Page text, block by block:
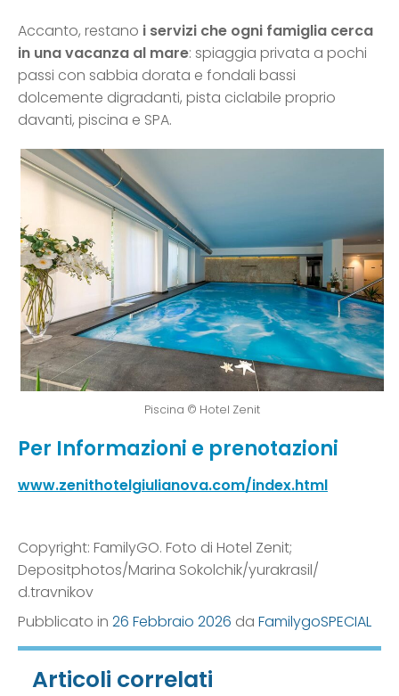
Accanto, restano i servizi che ogni famiglia cerca
in una vacanza al mare: spiaggia privata a pochi
passi con sabbia dorata e fondali bassi
dolcemente digradanti, pista ciclabile proprio
davanti, piscina e SPA.
Piscina © Hotel Zenit
Per Informazioni e prenotazioni
www.zenithotelgiulianova.com/index.html
Copyright: FamilyGO. Foto di Hotel Zenit;
Depositphotos/Marina Sokolchik/yurakrasil/
d.travnikov
Pubblicato in 26 Febbraio 2026 da FamilygoSPECIAL
Articoli correlati